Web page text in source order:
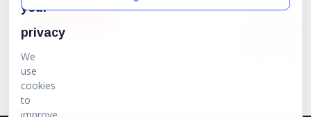
your
privacy
We
use
cookies
to